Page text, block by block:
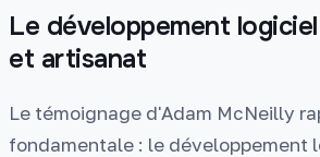
Le développement
et artisanat
Le témoignage d'Adam McNeilly
fondamentale : le développement